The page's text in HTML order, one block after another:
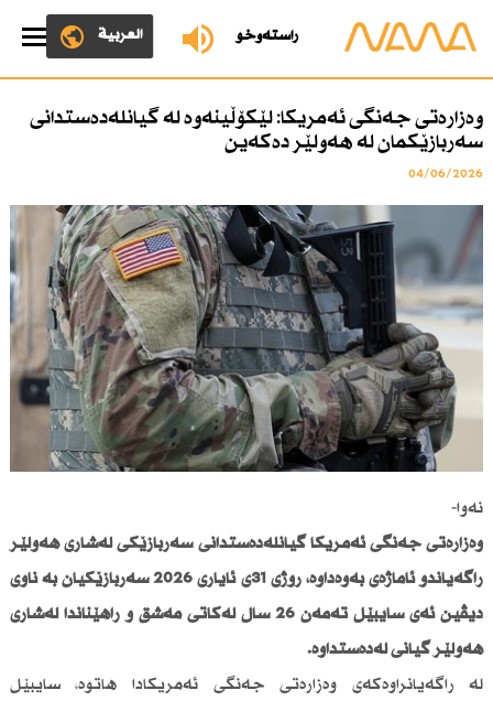
ڕاستەوخۆ العربية
وەزارەتی جەنگی ئەمریكا: لێكۆڵینەوە لە گیانلەدەستدانی
سەربازێكمان لە هەولێر دەكەین
04/06/2026
نەوا-
وەزارەتی جەنگی ئەمریكا گیانلەدەستدانی سەربازێكی لەشاری هەولێر
راگەیاندو ئاماژەی بەوەداوە، رۆژی 31ی ئایاری 2026 سەربازێكیان بە ناوی
دیڤین ئەی سایبێل تەمەن 26 ساڵ لەكاتی مەشق و راهێناندا لەشاری
هەولێر گیانی لەدەستداوە.
لە راگەیانراوەكەی وەزارەتی جەنگی ئەمریكادا هاتوە، سایبێل